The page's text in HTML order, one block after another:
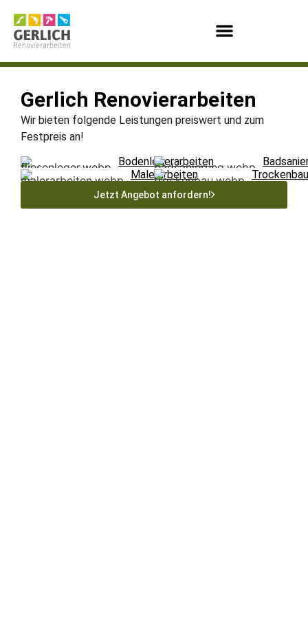
Gerlich Renovierarbeiten
Wir bieten folgende Leistungen preiswert und zum
Festpreis an!
Bodenlegerarbeiten
Malerarbeiten
Trockenbau
Jetzt Angebot anfordern!